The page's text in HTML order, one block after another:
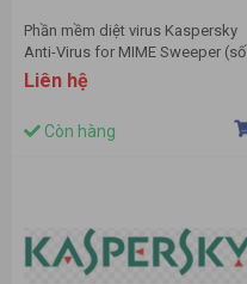
Phần mềm diệt virus Kaspersky
Anti-Virus for MIME Sweeper (số
lượng 15-19)
Liên hệ
Còn hàng